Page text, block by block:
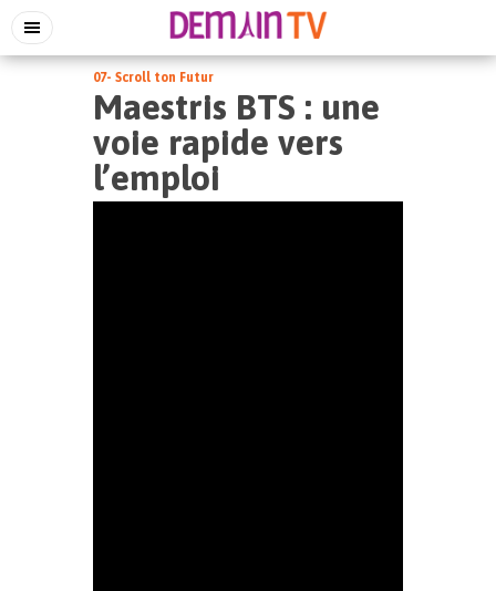
07- Scroll ton Futur
Maestris BTS : une
voie rapide vers
l’emploi